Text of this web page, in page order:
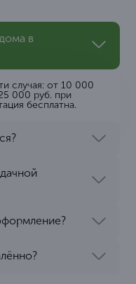
в
случая: от 10 000
000 руб. при
бесплатна.